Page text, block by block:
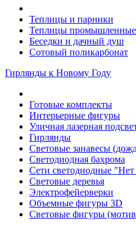
Теплицы и парники
Теплицы промышленные
Беседки и дачный душ
Сотовый поликарбонат
Гирлянды к Новому Году
Готовые комплекты
Интерьерные фигуры
Уличная лазерная
Гирлянды
Световые занавесы
Светодиодная бахрома
Сети светодиодные
Световые деревья
Электрофейерверки
Объемные фигуры 3D
Световые фигуры